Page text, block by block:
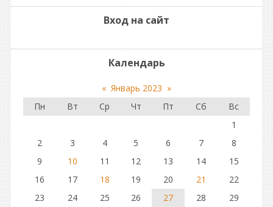
Вход на сайт
Календарь
« Январь 2023 »
Пн
Вт Ср Чт Пт Сб
Вс
1
2
3 4 5 6 7
8
9
10 11 12 13 14
15
16
17 18 19 20 21
22
23
24 25 26 27 28
29